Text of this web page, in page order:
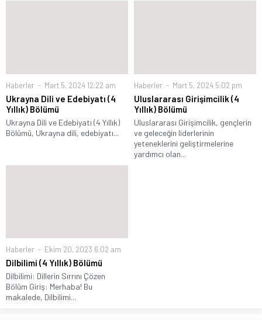
Haberler Mart 5, 2024 12:22 am
Ukrayna Dili ve Edebiyatı (4
Yıllık) Bölümü
Ukrayna Dili ve Edebiyatı (4 Yıllık)
Bölümü, Ukrayna dili, edebiyatı...
Haberler Mart 5, 2024 5:02 pm
Uluslararası Girişimcilik (4
Yıllık) Bölümü
Uluslararası Girişimcilik, gençlerin
ve geleceğin liderlerinin
yeteneklerini geliştirmelerine
yardımcı olan...
Haberler Ekim 20, 2023 6:02 am
Dilbilimi (4 Yıllık) Bölümü
Dilbilimi: Dillerin Sırrını Çözen
Bölüm Giriş: Merhaba! Bu
makalede, Dilbilimi...